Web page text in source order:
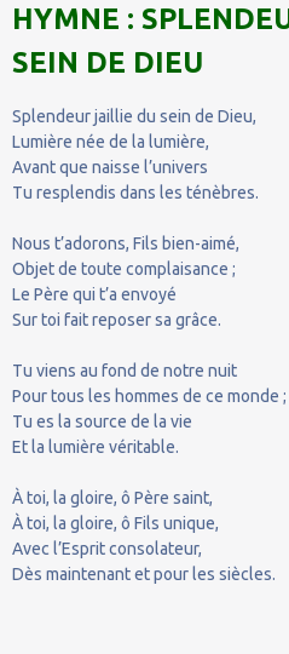
HYMNE :
SEIN DE DIEU
Splendeur jaillie du sein de Dieu,
Lumière née de la lumière,
Avant que naisse l’univers
Tu resplendis dans les ténèbres.
Nous t’adorons, Fils bien-aimé,
Objet de toute complaisance ;
Le Père qui t’a envoyé
Sur toi fait reposer sa grâce.
Tu viens au fond de notre nuit
Pour tous les hommes de ce monde ;
Tu es la source de la vie
Et la lumière véritable.
À toi, la gloire, ô Père saint,
À toi, la gloire, ô Fils unique,
Avec l’Esprit consolateur,
Dès maintenant et pour les siècles.